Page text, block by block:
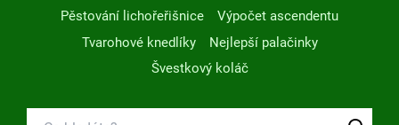
Pěstování lichořeřišnice
Výpočet ascendentu
Tvarohové knedlíky
Nejlepší palačinky
Švestkový koláč